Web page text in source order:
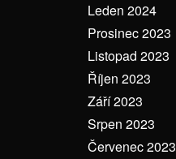
Leden 2024
Prosinec 2023
Listopad 2023
Říjen 2023
Září 2023
Srpen 2023
Červenec 2023